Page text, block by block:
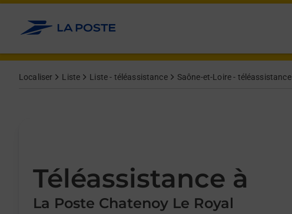
Allez au contenu
Localiser Liste Liste - téléassistance Saône-et-Loire - téléassistance
Téléassistance à
La Poste Chatenoy Le Royal
Afficher ou masquer la réponse
Afficher ou masquer la réponse
Afficher ou masquer la réponse